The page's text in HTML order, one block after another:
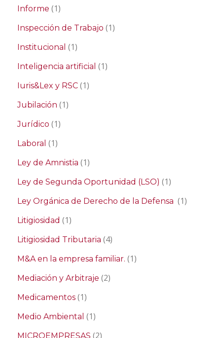
Informe (1)
Inspección de Trabajo (1)
Institucional (1)
Inteligencia artificial (1)
Iuris&Lex y RSC (1)
Jubilación (1)
Jurídico (1)
Laboral (1)
Ley de Amnistia (1)
Ley de Segunda Oportunidad (LSO) (1)
Ley Orgánica de Derecho de la Defensa (1)
Litigiosidad (1)
Litigiosidad Tributaria (4)
M&A en la empresa familiar. (1)
Mediación y Arbitraje (2)
Medicamentos (1)
Medio Ambiental (1)
MICROEMPRESAS (2)